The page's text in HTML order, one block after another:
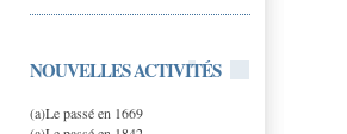
NOUVELLES ACTIVITÉS
(a)Le passé en 1669